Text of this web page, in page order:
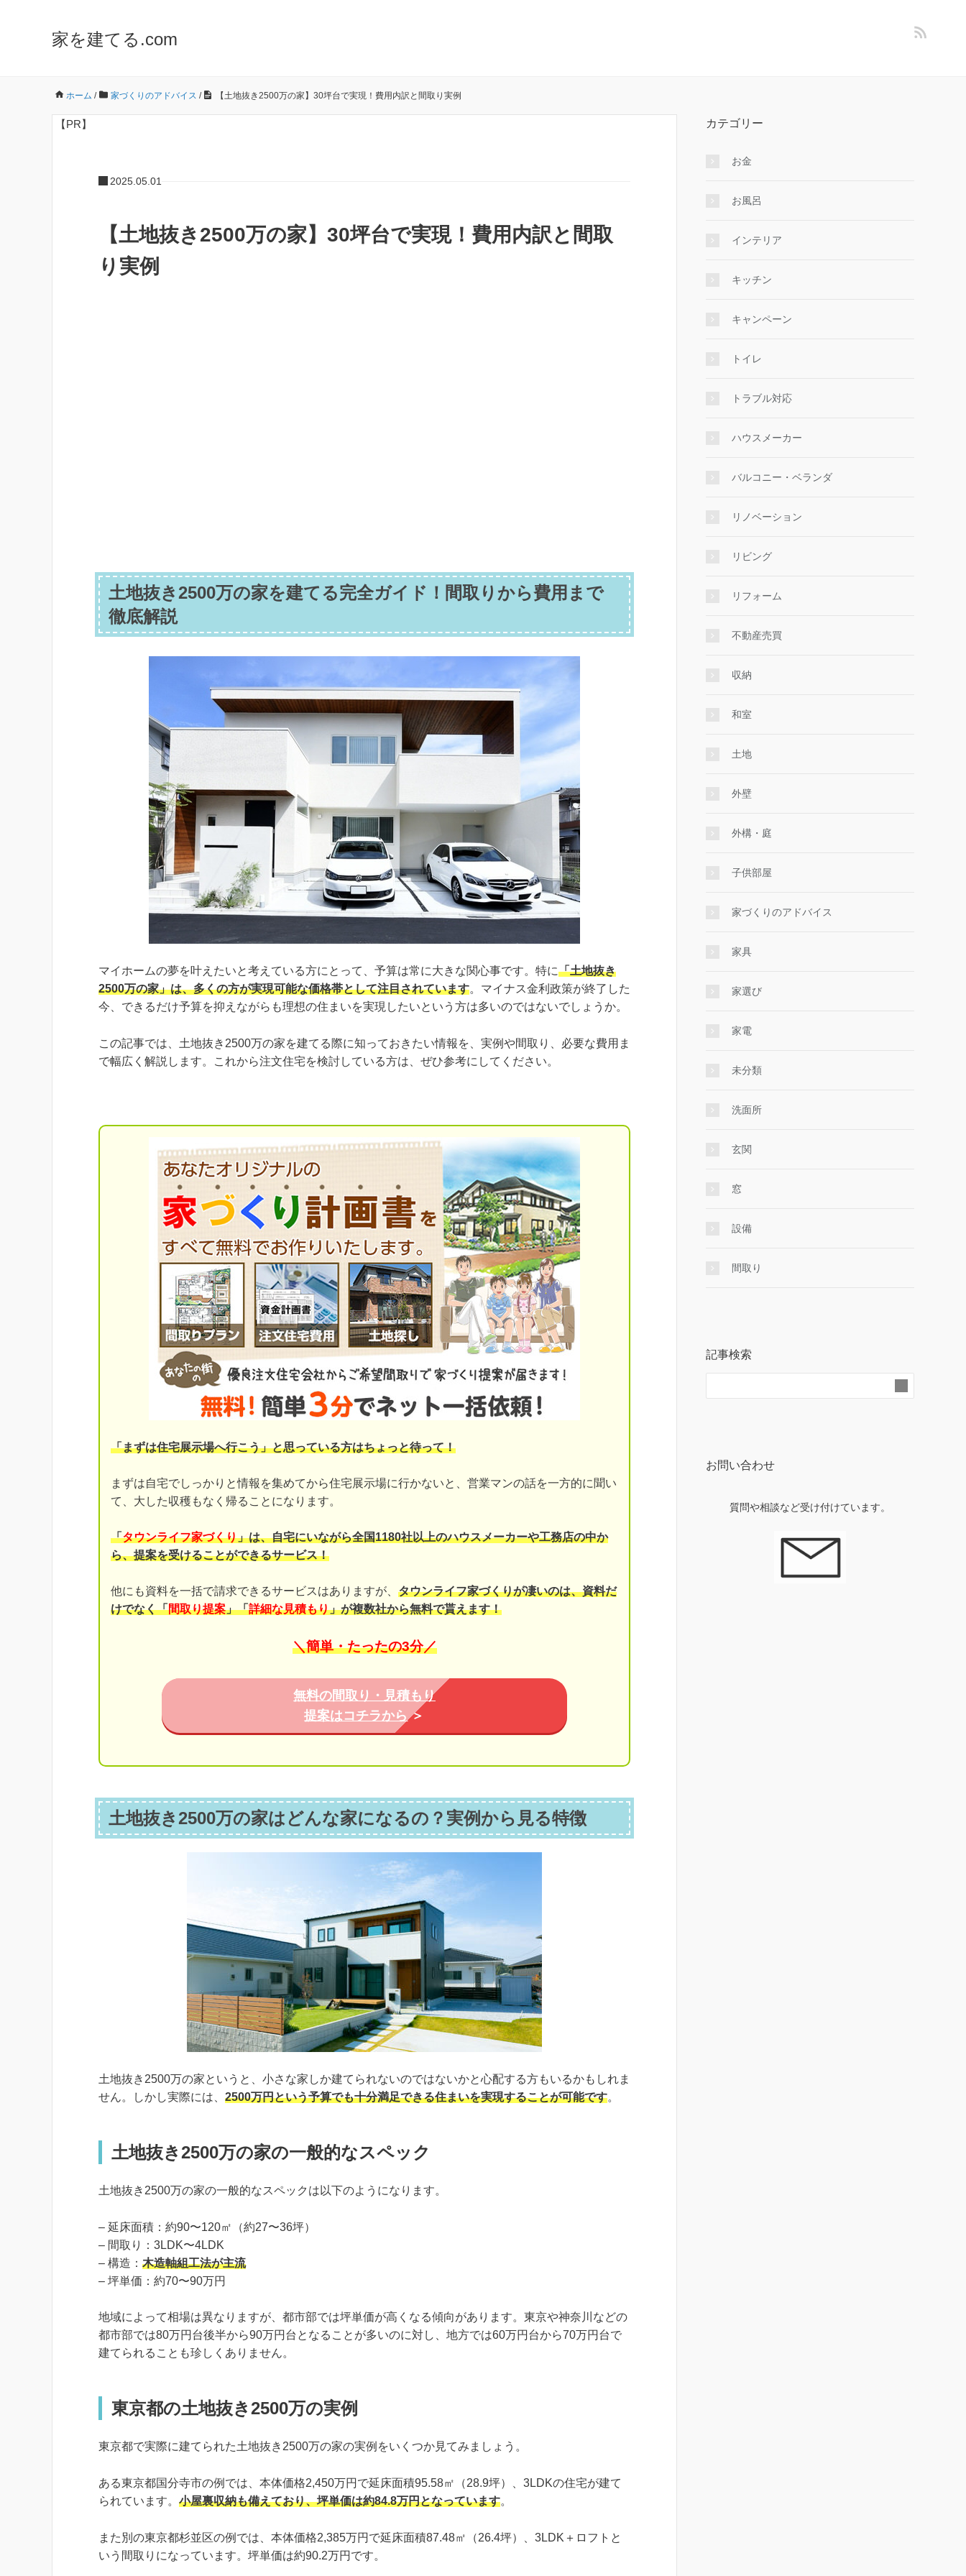
家を建てる.com
ホーム / 家づくりのアドバイス / 【土地抜き2500万の家】30坪台で実現！費用内訳と間取り実例
【PR】
2025.05.01
【土地抜き2500万の家】30坪台で実現！費用内訳と間取
り実例
土地抜き2500万の家を建てる完全ガイド！間取りから費用まで
徹底解説
マイホームの夢を叶えたいと考えている方にとって、予算は常に大きな関心事です。特に「土地抜き
2500万の家」は、多くの方が実現可能な価格帯として注目されています。マイナス金利政策が終了した
今、できるだけ予算を抑えながらも理想の住まいを実現したいという方は多いのではないでしょうか。
この記事では、土地抜き2500万の家を建てる際に知っておきたい情報を、実例や間取り、必要な費用ま
で幅広く解説します。これから注文住宅を検討している方は、ぜひ参考にしてください。
「まずは住宅展示場へ行こう」と思っている方はちょっと待って！
まずは自宅でしっかりと情報を集めてから住宅展示場に行かないと、営業マンの話を一方的に聞い
て、大した収穫もなく帰ることになります。
「タウンライフ家づくり」は、自宅にいながら全国1180社以上のハウスメーカーや工務店の中か
ら、提案を受けることができるサービス！
他にも資料を一括で請求できるサービスはありますが、 タウンライフ家づくりが凄いのは、資料だ
けでなく「間取り提案」「詳細な見積もり」が複数社から無料で貰えます！
＼簡単・たったの3分／
無料の間取り・見積もり
提案はコチラから ＞
土地抜き2500万の家はどんな家になるの？実例から見る特徴
土地抜き2500万の家というと、小さな家しか建てられないのではないかと心配する方もいるかもしれま
せん。しかし実際には、 2500万円という予算でも十分満足できる住まいを実現することが可能です。
土地抜き2500万の家の一般的なスペック
土地抜き2500万の家の一般的なスペックは以下のようになります。
– 延床面積：約90〜120㎡（約27〜36坪）
– 間取り：3LDK〜4LDK
– 構造： 木造軸組工法が主流
– 坪単価：約70〜90万円
地域によって相場は異なりますが、都市部では坪単価が高くなる傾向があります。東京や神奈川などの
都市部では80万円台後半から90万円台となることが多いのに対し、地方では60万円台から70万円台で
建てられることも珍しくありません。
東京都の土地抜き2500万の実例
東京都で実際に建てられた土地抜き2500万の家の実例をいくつか見てみましょう。
ある東京都国分寺市の例では、本体価格2,450万円で延床面積95.58㎡（28.9坪）、3LDKの住宅が建て
られています。 小屋裏収納も備えており、坪単価は約84.8万円となっています。
また別の東京都杉並区の例では、本体価格2,385万円で延床面積87.48㎡（26.4坪）、3LDK＋ロフトと
いう間取りになっています。坪単価は約90.2万円です。
カテゴリー
お金
お風呂
インテリア
キッチン
キャンペーン
トイレ
トラブル対応
ハウスメーカー
バルコニー・ベランダ
リノベーション
リビング
リフォーム
不動産売買
収納
和室
土地
外壁
外構・庭
子供部屋
家づくりのアドバイス
家具
家選び
家電
未分類
洗面所
玄関
窓
設備
間取り
記事検索
お問い合わせ
質問や相談など受け付けています。